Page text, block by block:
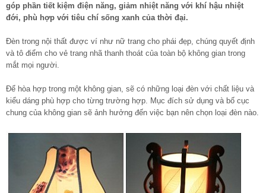
góp phần tiết kiệm điện năng, giảm nhiệt năng với khí hậu nhiệt
đới, phù hợp với tiêu chí sống xanh của thời đại.
Đèn trong nội thất được ví như nữ trang cho phái đẹp, chúng quyết định
và tô điểm cho vẻ trang nhã thanh thoát của toàn bộ không gian trong
mắt mọi người.
Để hòa hợp trong một không gian, sẽ có những loại đèn với chất liệu và
kiểu dáng phù hợp cho từng trường hợp. Mục đích sử dụng và bố cục
chung của không gian sẽ ảnh hưởng đến việc bạn nên chọn loại đèn nào.